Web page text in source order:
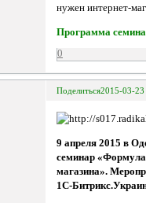
нужен интернет-
Программа
0
Поделиться2015-03-
9 апреля 2015 в
семинар
магазина».
1С-